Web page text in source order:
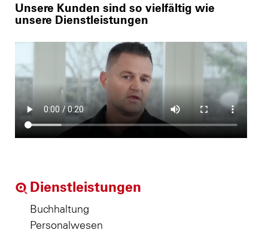
Unsere Kunden sind so vielfältig wie
unsere Dienstleistungen
Dienstleistungen
Buchhaltung
Personalwesen